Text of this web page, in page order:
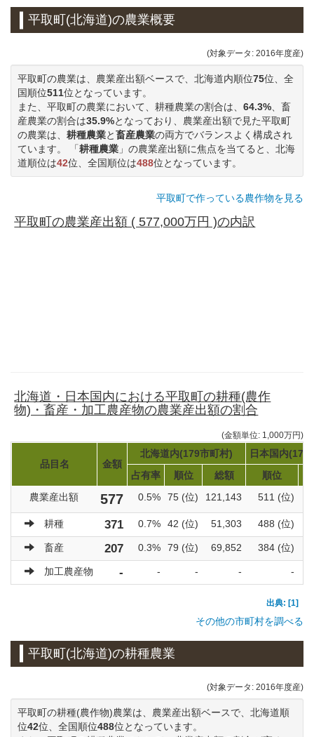
平取町(北海道)の農業概要
(対象データ: 2016年度産)
平取町の農業は、農業産出額ベースで、北海道内順位75位、全
国順位511位となっています。
また、平取町の農業において、耕種農業の割合は、 64.3% 、畜
産農業の割合は35.9%となっており、農業産出額で見た平取町
の農業は、 耕種農業と畜産農業の両方でバランスよく構成され
ています。 「耕種農業 」の農業産出額に焦点を当てると、北海
道順位は42位、全国順位は488位となっています。
平取町で作っている農作物を見る
平取町の農業産出額 ( 577,000万円 )の内訳
北海道・日本国内における平取町の耕種(農作
物)・畜産・加工農産物の農業産出額の割合
(金額単位: 1,000万円)
品目名 金額
北海道内(179市町村)
日本国内
占有率
順位 総額
順位
農業産出額
577 0.5% 75 (位) 121,143 511 (位)
耕種 371 0.7% 42 (位) 51,303 488 (位)
畜産 207 0.3% 79 (位) 69,852 384 (位)
加工農産物 - - - - -
出典: [1]
その他の市町村を調べる
平取町(北海道)の耕種農業
(対象データ: 2016年度産)
平取町の耕種(農作物)農業は、農業産出額ベースで、北海道順
位42位、全国順位488位となっています。